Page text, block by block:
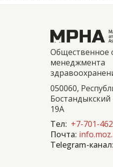
Общественное
050060,
19А
Тел: +7-701-
Почта:
Telegram-канал: